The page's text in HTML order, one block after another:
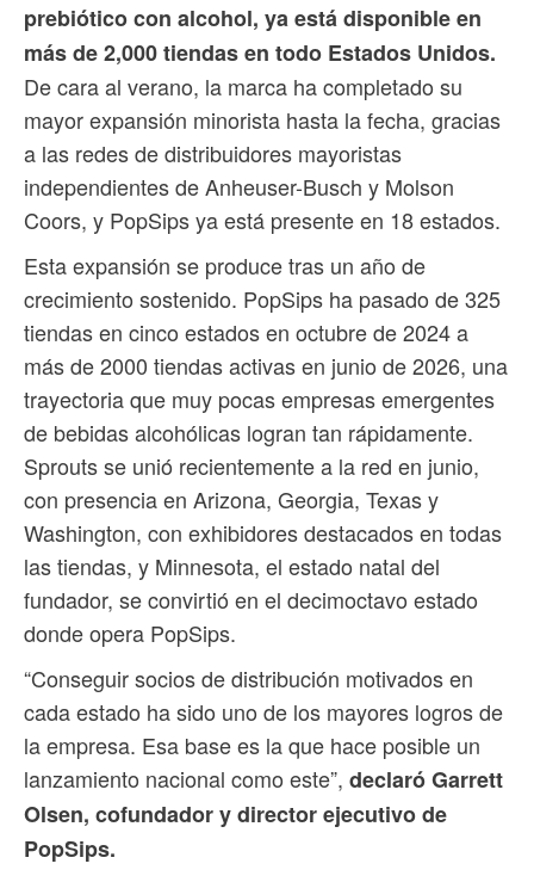
prebiótico con alcohol, ya está disponible en
más de 2,000 tiendas en todo Estados Unidos.
De cara al verano, la marca ha completado su
mayor expansión minorista hasta la fecha, gracias
a las redes de distribuidores mayoristas
independientes de Anheuser-Busch y Molson
Coors, y PopSips ya está presente en 18 estados.
Esta expansión se produce tras un año de
crecimiento sostenido. PopSips ha pasado de 325
tiendas en cinco estados en octubre de 2024 a
más de 2000 tiendas activas en junio de 2026, una
trayectoria que muy pocas empresas emergentes
de bebidas alcohólicas logran tan rápidamente.
Sprouts se unió recientemente a la red en junio,
con presencia en Arizona, Georgia, Texas y
Washington, con exhibidores destacados en todas
las tiendas, y Minnesota, el estado natal del
fundador, se convirtió en el decimoctavo estado
donde opera PopSips.
“Conseguir socios de distribución motivados en
cada estado ha sido uno de los mayores logros de
la empresa. Esa base es la que hace posible un
lanzamiento nacional como este”, declaró Garrett
Olsen, cofundador y director ejecutivo de
PopSips.